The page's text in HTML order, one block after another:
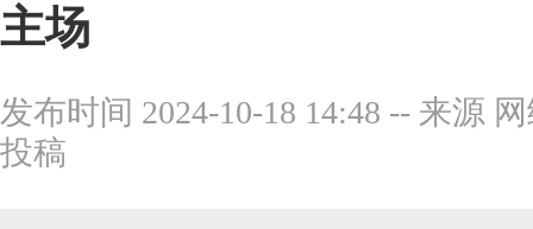
主场
发布时间 2024-10-18 14:48 -- 来源
投稿